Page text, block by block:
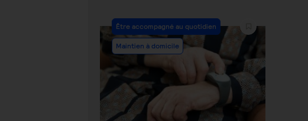
Être accompagné au quotidien
Maintien à domicile